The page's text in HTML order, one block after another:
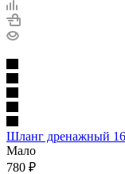
Шланг дренажный
Мало
780 ₽